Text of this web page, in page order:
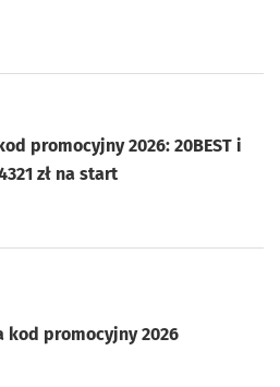
promocyjny 2026: 20BEST i
zł na start
kod promocyjny 2026